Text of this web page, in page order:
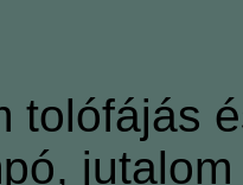
tolófájás